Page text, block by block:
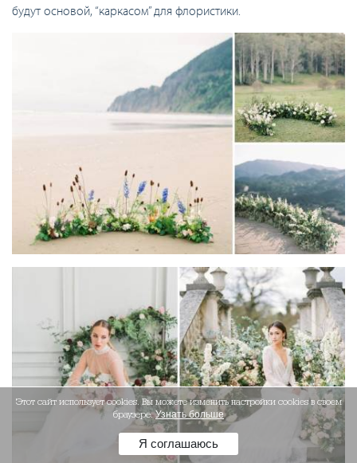
будут основой, “каркасом” для флористики.
Этот сайт использует cookies. Вы можете изменить настройки cookies в своем
браузере.Узнать больше
Я соглашаюсь